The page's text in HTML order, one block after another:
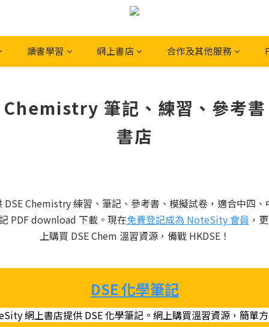
讀書學習 網上書店 合作及其他服務
Chemistry 筆記、練習、參考
書店
Chemistry 練習、筆記、參考書、模擬試卷，適合中四
PDF download 下載。現在免費登記成為 NoteSity 會員 ，
上購買 DSE Chem 溫習資源，備戰 HKDSE！
DSE 化學筆記
網上書店提供 DSE 化學筆記。網上購買溫習資源，簡單